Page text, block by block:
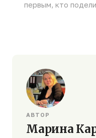
первым, кто
АВТОР
Марина